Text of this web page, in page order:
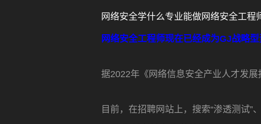
网络安全学什么专业能做网络安全工程
网络安全工程师现在已经成为GJ战略型
据2022年《网络信息安全产业人才发
目前，在招聘网站上，搜索“渗透测试”